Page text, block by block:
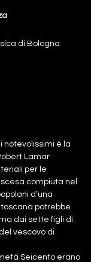
di Bologna
notevolissimi è la
Lamar
per le
compiuta nel
d’una
potrebbe
dai sette figli di
vescovo di
Seicento erano